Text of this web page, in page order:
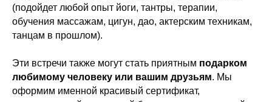
(подойдет любой опыт йоги, тантры, терапии,
обучения массажам, цигун, дао, актерским техникам,
танцам в прошлом).
Эти встречи также могут стать приятным подарком
любимому человеку или вашим друзьям. Мы
оформим именной красивый сертификат,